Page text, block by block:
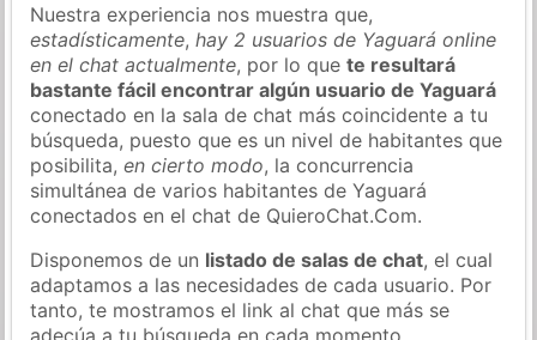
Nuestra experiencia nos muestra que,
estadísticamente,hay 2 usuarios de Yaguará online
en el chat actualmente, por lo quete resultará
bastante fácil encontrar algún usuario de Yaguará
conectado en la sala de chat más coincidente a tu
búsqueda, puesto que es un nivel de habitantes que
posibilita,en cierto modo, la concurrencia
simultánea de varios habitantes de Yaguará
conectados en el chat de QuieroChat.Com.
Disponemos de un listado de salas de chat, el cual
adaptamos a las necesidades de cada usuario. Por
tanto, te mostramos el link al chat que más se
adecúa a tu búsqueda en cada momento.